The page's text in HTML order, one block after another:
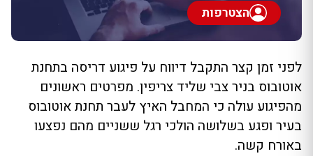
הצטרפות
לפני זמן קצר התקבל דיווח על פיגוע דריסה בתחנת
אוטובוס בניר צבי שליד צריפין. מפרטים ראשונים
מהפיגוע עולה כי המחבל האיץ לעבר תחנת אוטובוס
בעיר ופגע בשלושה הולכי רגל ששניים מהם נפצעו
באורח קשה.